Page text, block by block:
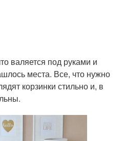
валяется под руками и
места. Все, что нужно
корзинки стильно и, в